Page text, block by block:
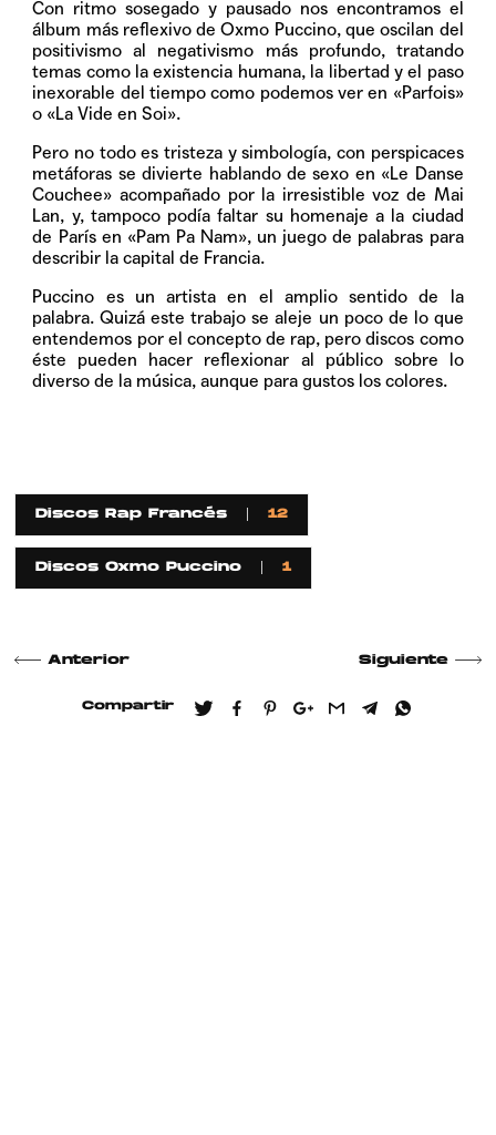
Con ritmo sosegado y pausado nos encontramos el
álbum más reflexivo de Oxmo Puccino, que oscilan del
positivismo al negativismo más profundo, tratando
temas como la existencia humana, la libertad y el paso
inexorable del tiempo como podemos ver en «Parfois»
o «La Vide en Soi».
Pero no todo es tristeza y simbología, con perspicaces
metáforas se divierte hablando de sexo en «Le Danse
Couchee» acompañado por la irresistible voz de Mai
Lan, y, tampoco podía faltar su homenaje a la ciudad
de París en «Pam Pa Nam», un juego de palabras para
describir la capital de Francia.
Puccino es un artista en el amplio sentido de la
palabra. Quizá este trabajo se aleje un poco de lo que
entendemos por el concepto de rap, pero discos como
éste pueden hacer reflexionar al público sobre lo
diverso de la música, aunque para gustos los colores.
Discos Rap Francés 12
Discos Oxmo Puccino 1
Anterior Siguiente
Compartir